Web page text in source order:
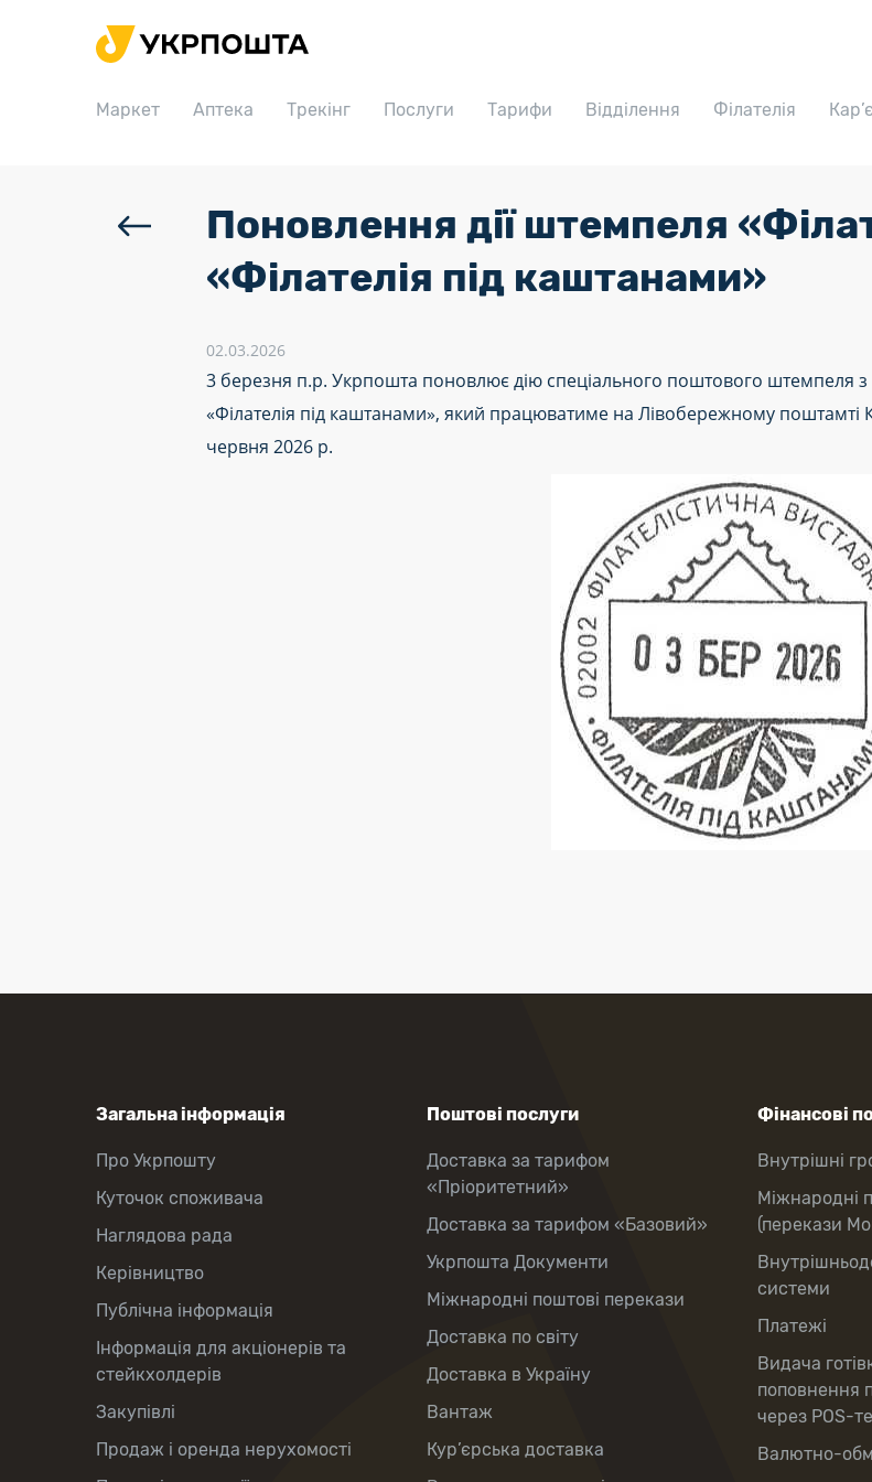
Маркет Аптека Трекінг Послуги Тарифи Відділення Філателія
Головна
Аптека
Поновлення дії штемпеля
«Філателія під каштанами»
02.03.2026
3 березня п.р. Укрпошта поновлює дію спеціального поштового штемпеля з
«Філателія під каштанами», який працюватиме на Лівобережному
червня 2026 р.
Загальна інформація
Про Укрпошту
Куточок споживача
Наглядова рада
Керівництво
Публічна інформація
Інформація для акціонерів та
стейкхолдерів
Закупівлі
Продаж і оренда нерухомості
Поштові послуги
Доставка за тарифом
«Пріоритетний»
Доставка за тарифом «Базовий»
Укрпошта Документи
Міжнародні поштові перекази
Доставка по світу
Доставка в Україну
Вантаж
Кур’єрська доставка
Фінансові
Внутрішні
Міжнародні
(перекази
системи
Платежі
Видача
поповнення
через POS-
Валютно-